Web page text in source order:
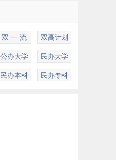
双 一 流 双高计划
公办大学 民办大学
民办本科 民办专科